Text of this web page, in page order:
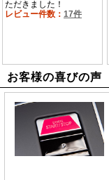
お客様の喜びの声